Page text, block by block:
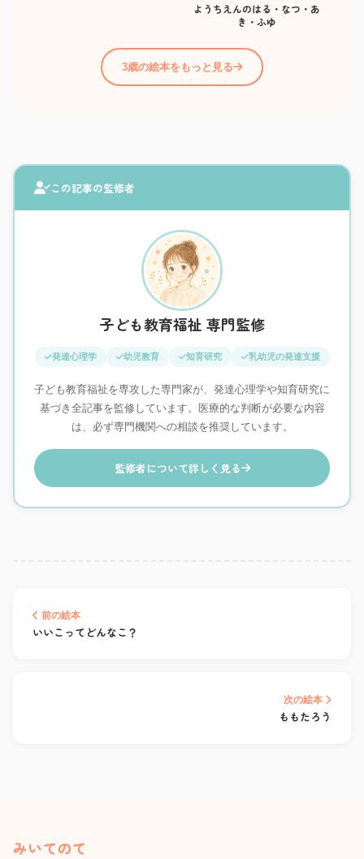
ようちえんのはる・なつ・あ
き・ふゆ
3歳の絵本をもっと見る
この記事の監修者
子ども教育福祉 専門監修
発達心理学 幼児教育 知育研究 乳幼児の発達支援
子ども教育福祉を専攻した専門家が、発達心理学や知育研究に
基づき全記事を監修しています。医療的な判断が必要な内容
は、必ず専門機関への相談を推奨しています。
監修者について詳しく見る
前の絵本
いいこってどんなこ？
次の絵本
ももたろう
みいてのて